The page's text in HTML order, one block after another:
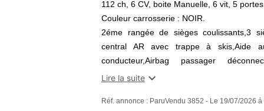
112 ch, 6 CV, boite Manuelle, 6 vit, 5
Couleur carrosserie : NOIR.
2éme rangée de sièges coulissants,3
central AR avec trappe à skis,Aide
conducteur,Airbag passager
AR,Antidémarrage
chromée,Capteur de luminosité,Capteur
Lire la suite 
Réf. annonce : ParuVendu 3852 - Le 19/07/2026 à